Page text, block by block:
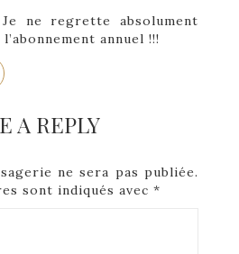
ne regrette absolument
annuel !!!
A REPLY
ne sera pas publiée.
sont indiqués avec *